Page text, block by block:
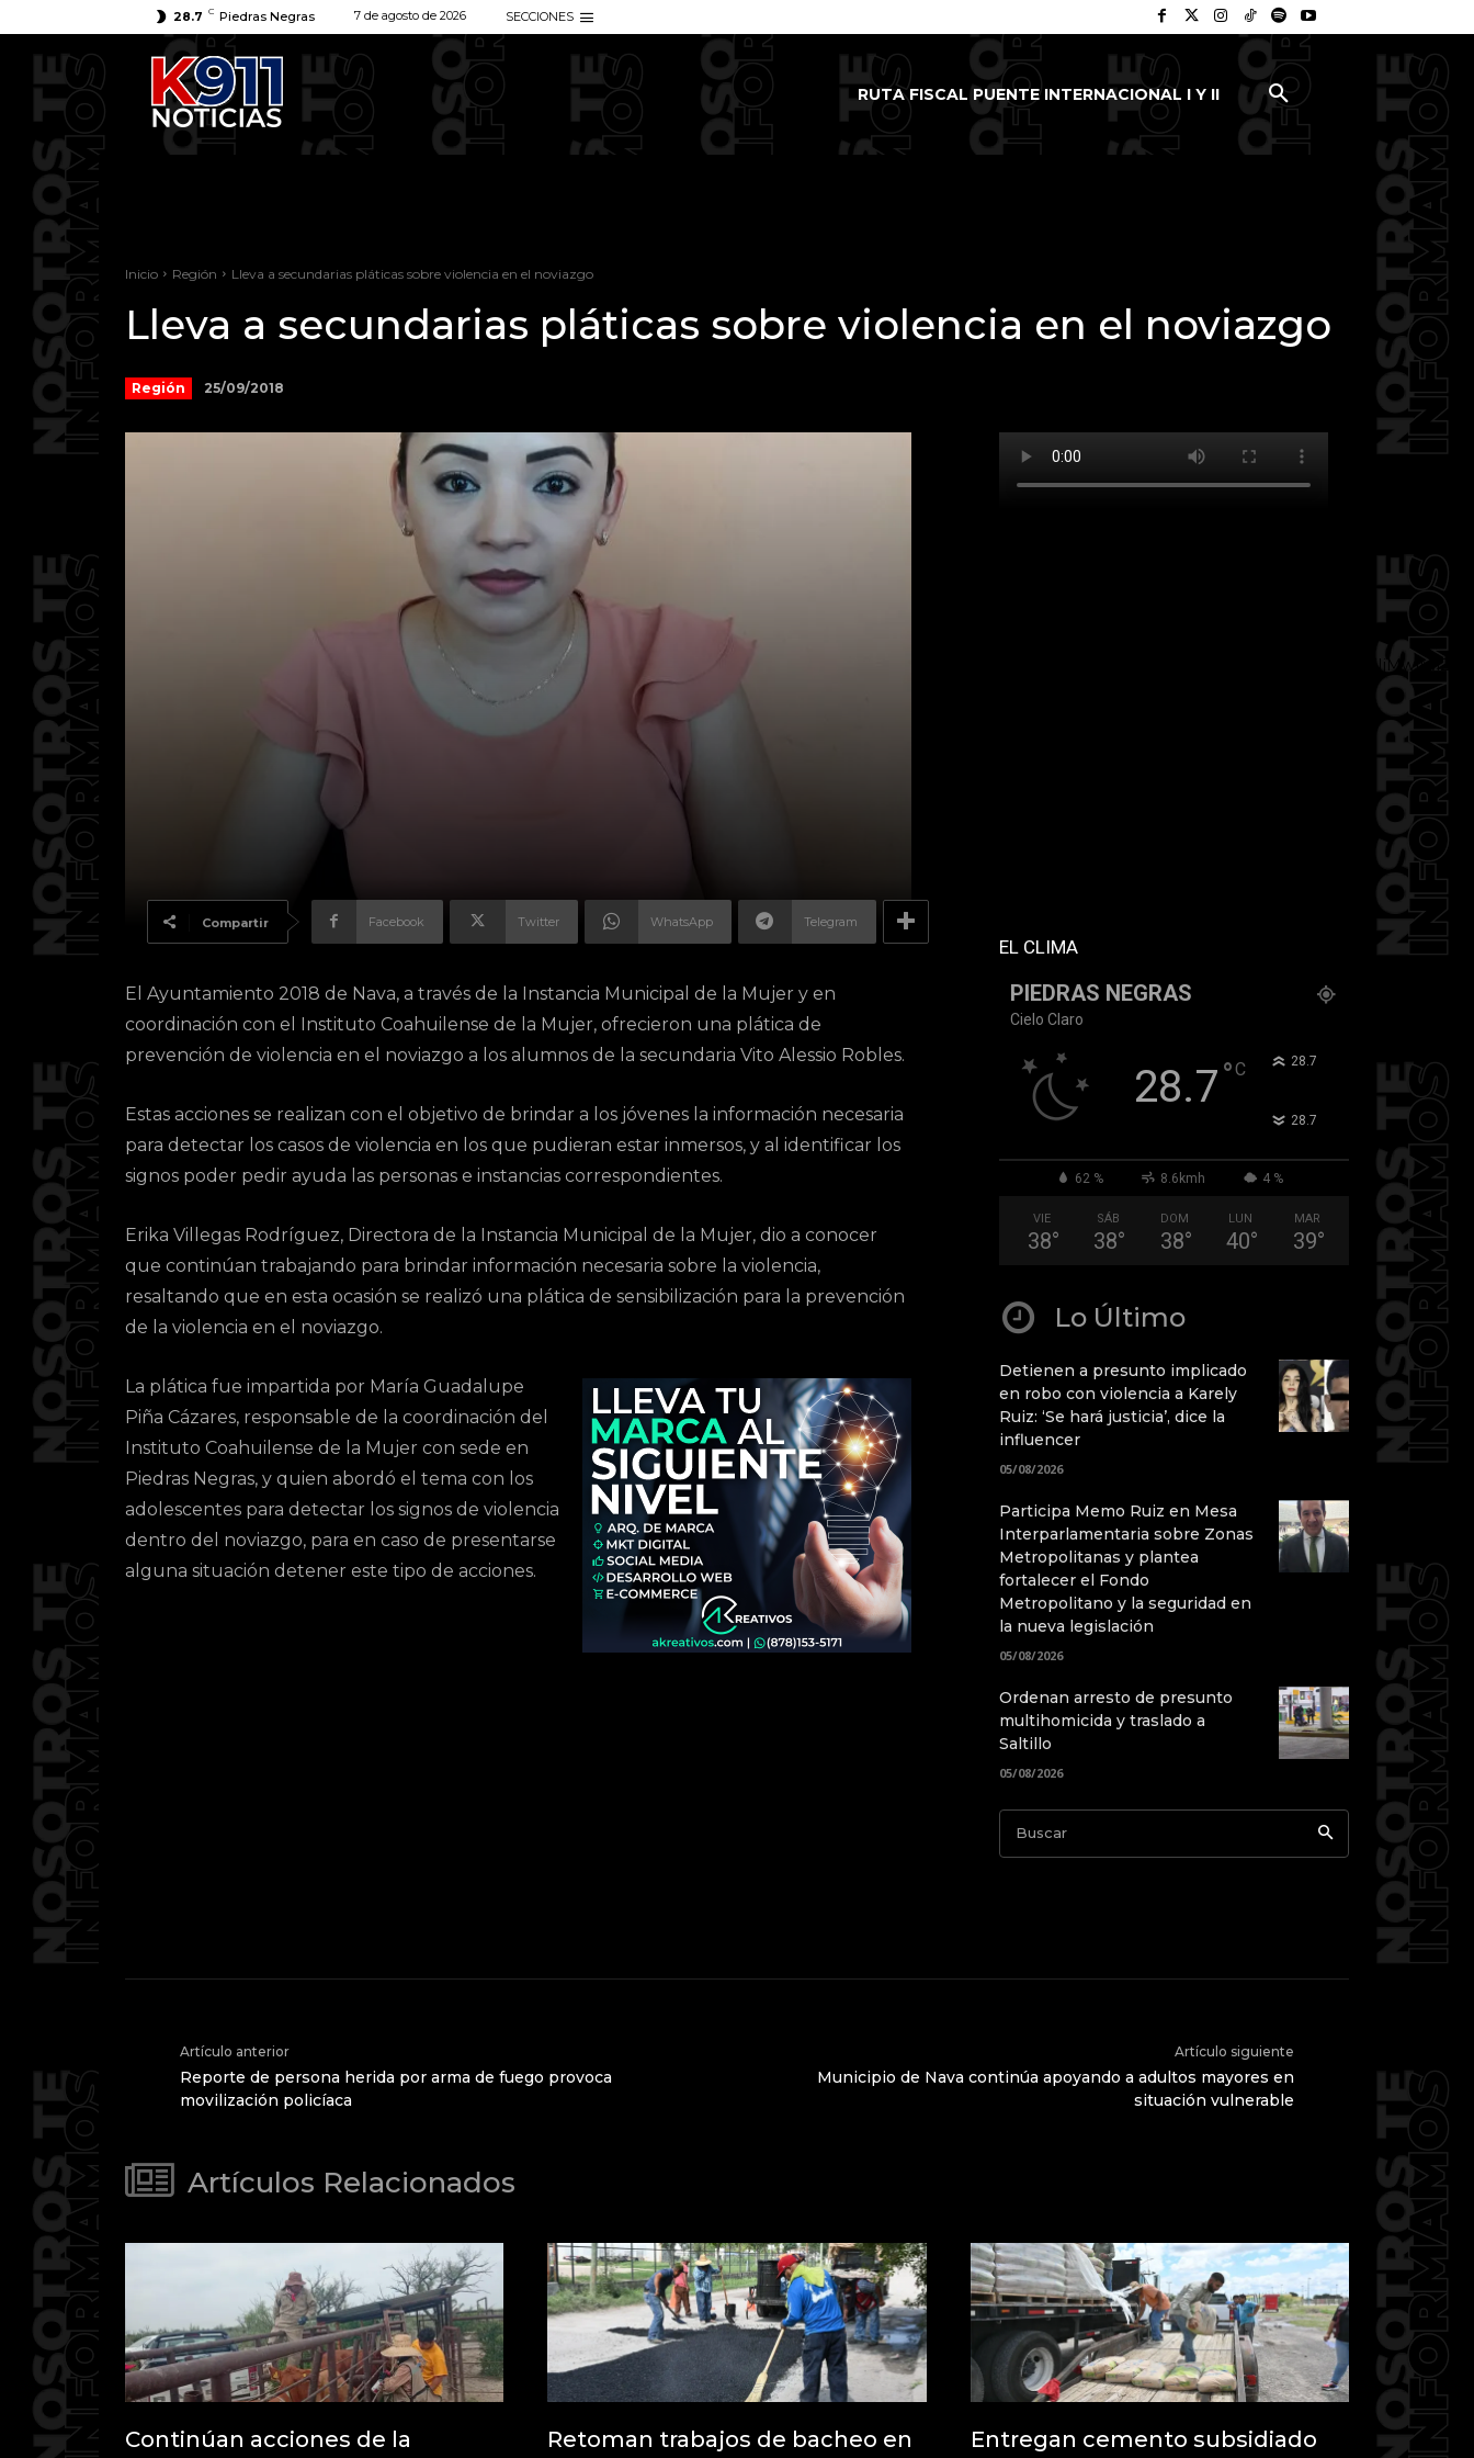
28.7 C Piedras Negras 7 de agosto de 2026 SECCIONES
RUTA FISCAL PUENTE INTERNACIONAL I Y II
Inicio Región Lleva a secundarias pláticas sobre violencia en el noviazgo
Lleva a secundarias pláticas sobre violencia en el noviazgo
Región 25/09/2018
Compartir Facebook Twitter WhatsApp Telegram
El Ayuntamiento 2018 de Nava, a través de la Instancia Municipal de la Mujer y en
coordinación con el Instituto Coahuilense de la Mujer, ofrecieron una plática de
prevención de violencia en el noviazgo a los alumnos de la secundaria Vito Alessio Robles.
Estas acciones se realizan con el objetivo de brindar a los jóvenes la información necesaria
para detectar los casos de violencia en los que pudieran estar inmersos, y al identificar los
signos poder pedir ayuda las personas e instancias correspondientes.
Erika Villegas Rodríguez, Directora de la Instancia Municipal de la Mujer, dio a conocer
que continúan trabajando para brindar información necesaria sobre la violencia,
resaltando que en esta ocasión se realizó una plática de sensibilización para la prevención
de la violencia en el noviazgo.
La plática fue impartida por María Guadalupe
Piña Cázares, responsable de la coordinación del
Instituto Coahuilense de la Mujer con sede en
Piedras Negras, y quien abordó el tema con los
adolescentes para detectar los signos de violencia
dentro del noviazgo, para en caso de presentarse
alguna situación detener este tipo de acciones.
EL CLIMA
PIEDRAS NEGRAS
Cielo Claro
28.7°C 28.7
28.7
62 % 8.6kmh 4 %
VIE
38°
SÁB
38°
DOM
38°
LUN
40°
MAR
39°
Lo Último
Detienen a presunto implicado
en robo con violencia a Karely
Ruiz: ‘Se hará justicia’, dice la
influencer
05/08/2026
Participa Memo Ruiz en Mesa
Interparlamentaria sobre Zonas
Metropolitanas y plantea
fortalecer el Fondo
Metropolitano y la seguridad en
la nueva legislación
05/08/2026
Ordenan arresto de presunto
multihomicida y traslado a
Saltillo
05/08/2026
Buscar
Artículo anterior
Reporte de persona herida por arma de fuego provoca
movilización policíaca
Artículo siguiente
Municipio de Nava continúa apoyando a adultos mayores en
situación vulnerable
Artículos Relacionados
Continúan acciones de la
Retoman trabajos de bacheo en
Entregan cemento subsidiado